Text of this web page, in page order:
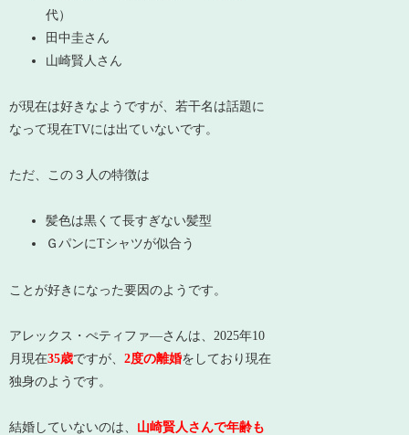
代）
田中圭さん
山崎賢人さん
が現在は好きなようですが、若干名は話題に
なって現在TVには出ていないです。
ただ、この３人の特徴は
髪色は黒くて長すぎない髪型
ＧパンにTシャツが似合う
ことが好きになった要因のようです。
アレックス・ぺティファ―さんは、2025年10
月現在35歳ですが、2度の離婚をしており現在
独身のようです。
結婚していないのは、 山崎賢人さんで年齢も